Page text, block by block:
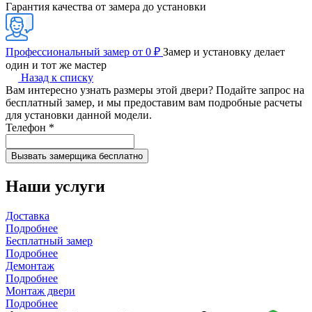
Гарантия качества от замера до установки
Профессиональный замер от 0 ₽ Замер и установку делает
один и тот же мастер
Назад к списку
Вам интересно узнать размеры этой двери? Подайте запрос на
бесплатный замер, и мы предоставим вам подробные расчеты
для установки данной модели.
Телефон *
Наши услуги
Доставка
Подробнее
Бесплатный замер
Подробнее
Демонтаж
Подробнее
Монтаж двери
Подробнее